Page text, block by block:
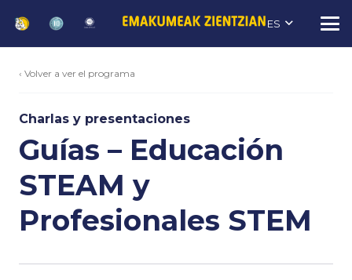
ES
‹ Volver a ver el programa
Charlas y presentaciones
Guías – Educación
STEAM y
Profesionales STEM